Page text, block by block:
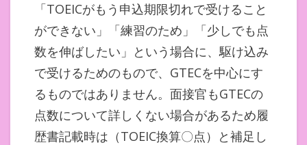
「TOEICがもう申込期限切れで受けること
ができない」「練習のため」「少しでも点
数を伸ばしたい」という場合に、駆け込み
で受けるためのもので、GTECを中心にす
るものではありません。面接官もGTECの
点数について詳しくない場合があるため履
歴書記載時は（TOEIC換算〇点）と補足し